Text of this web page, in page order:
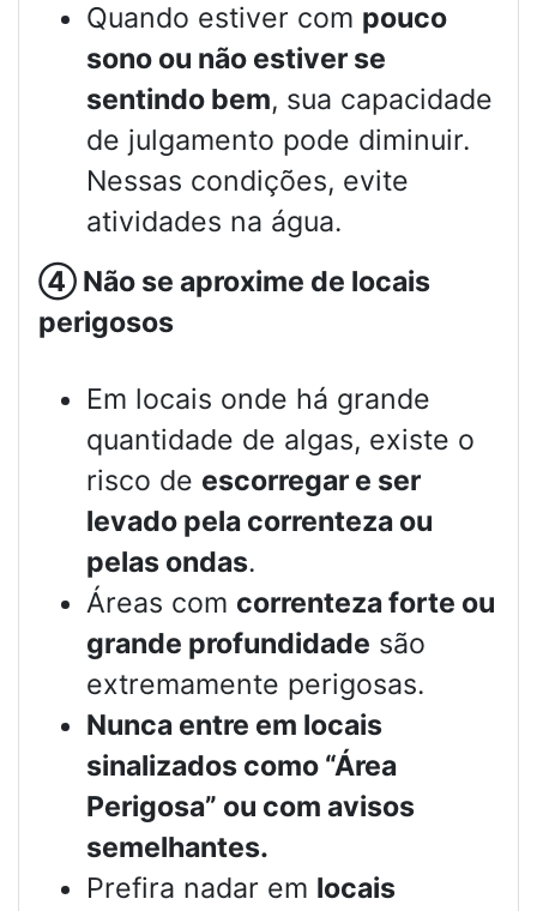
Quando estiver com pouco
sono ou não estiver se
sentindo bem, sua capacidade
de julgamento pode diminuir.
Nessas condições, evite
atividades na água.
④ Não se aproxime de locais
perigosos
Em locais onde há grande
quantidade de algas, existe o
risco de escorregar e ser
levado pela correnteza ou
pelas ondas.
Áreas com correnteza forte ou
grande profundidade são
extremamente perigosas.
Nunca entre em locais
sinalizados como “Área
Perigosa” ou com avisos
semelhantes.
Prefira nadar em locais